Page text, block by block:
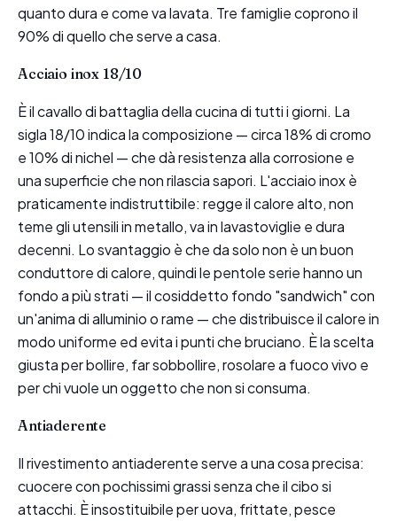
quanto dura e come va lavata. Tre famiglie coprono il
90% di quello che serve a casa.
Acciaio inox 18/10
È il cavallo di battaglia della cucina di tutti i giorni. La
sigla 18/10 indica la composizione — circa 18% di cromo
e 10% di nichel — che dà resistenza alla corrosione e
una superficie che non rilascia sapori. L'acciaio inox è
praticamente indistruttibile: regge il calore alto, non
teme gli utensili in metallo, va in lavastoviglie e dura
decenni. Lo svantaggio è che da solo non è un buon
conduttore di calore, quindi le pentole serie hanno un
fondo a più strati — il cosiddetto fondo "sandwich" con
un'anima di alluminio o rame — che distribuisce il calore in
modo uniforme ed evita i punti che bruciano. È la scelta
giusta per bollire, far sobbollire, rosolare a fuoco vivo e
per chi vuole un oggetto che non si consuma.
Antiaderente
Il rivestimento antiaderente serve a una cosa precisa:
cuocere con pochissimi grassi senza che il cibo si
attacchi. È insostituibile per uova, frittate, pesce